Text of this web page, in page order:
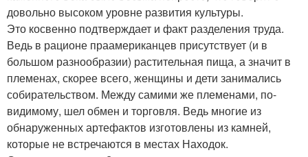
довольно высоком уровне развития культуры.
Это косвенно подтверждает и факт разделения труда.
Ведь в рационе праамериканцев присутствует (и в
большом разнообразии) растительная пища, а значит в
племенах, скорее всего, женщины и дети занимались
собирательством. Между самими же племенами, по-
видимому, шел обмен и торговля. Ведь многие из
обнаруженных артефактов изготовлены из камней,
которые не встречаются в местах Находок.